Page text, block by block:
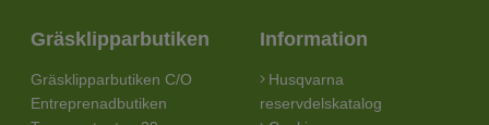
Gräsklipparbutiken
Gräsklipparbutiken C/O
Entreprenadbutiken
Information
Husqvarna
reservdelskatalog